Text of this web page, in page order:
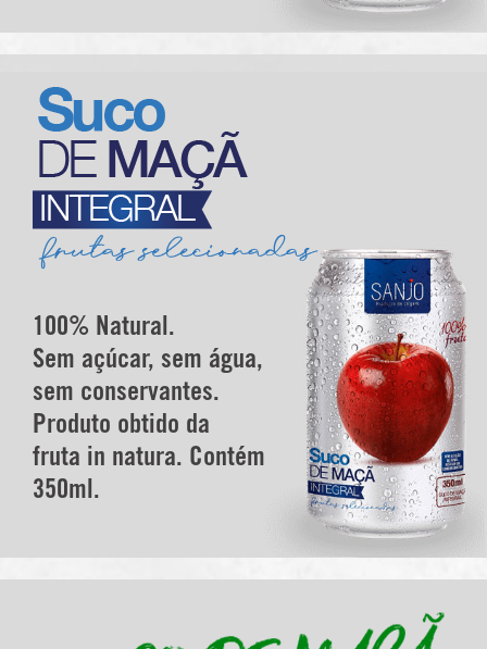
100% Natural.
Sem açúcar, sem água,
sem conservantes.
Produto obtido da
fruta in natura. Contém
350ml.